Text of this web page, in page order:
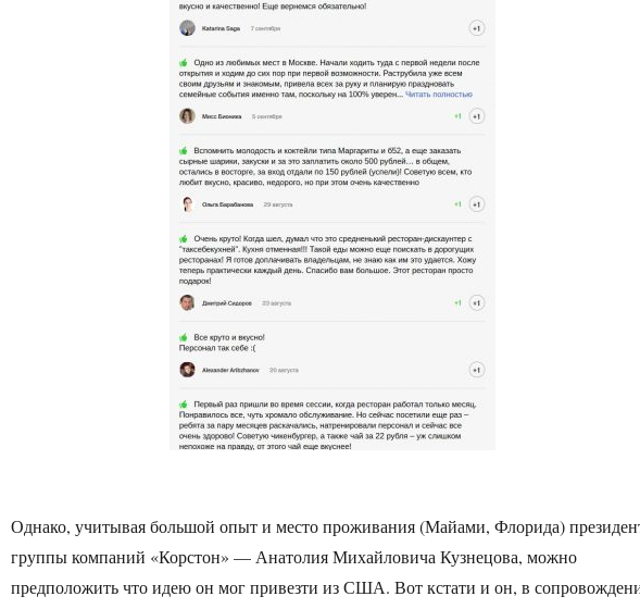
Однако, учитывая большой опыт и место проживания (Майами, Флорида)
группы компаний «Корстон» — Анатолия Михайловича Кузнецова, можно
предположить что идею он мог привезти из США. Вот кстати и он, в